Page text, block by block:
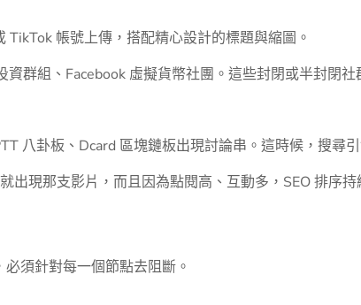
TikTok 帳號上傳，搭配精心設計的標題與縮圖。
資群組、Facebook 虛擬貨幣社團。這些封閉或半封閉
八卦板、Dcard 區塊鏈板出現討論串。這時候，搜尋
出現那支影片，而且因為點閱高、互動多，SEO 排序
須針對每一個節點去阻斷。